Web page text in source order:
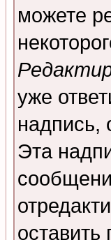
можете
уже
надпись,
Эта
оставить